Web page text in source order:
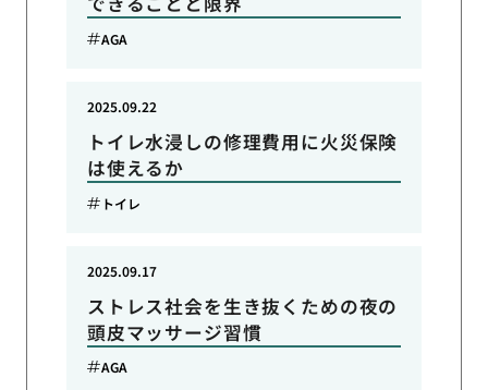
AGA
トイレ水浸しの修理費用に火災保険
は使えるか
2025.09.22
トイレ
ストレス社会を生き抜くための夜の
頭皮マッサージ習慣
2025.09.17
AGA